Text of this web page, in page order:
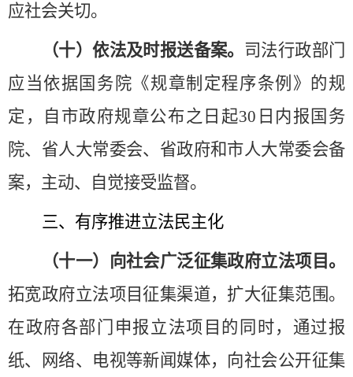
应社会关切。
（十）依法及时报送备案。 司法行政部门
应当依据国务院《规章制定程序条例》的规
定，自市政府规章公布之日起30日内报国务
院、省人大常委会、省政府和市人大常委会备
案，主动、自觉接受监督。
三、有序推进立法民主化
（十一）向社会广泛征集政府立法项目。
拓宽政府立法项目征集渠道，扩大征集范围。
在政府各部门申报立法项目的同时，通过报
纸、网络、电视等新闻媒体，向社会公开征集